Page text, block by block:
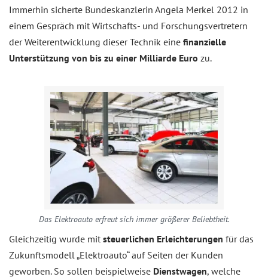
Immerhin sicherte Bundeskanzlerin Angela Merkel 2012 in
einem Gespräch mit Wirtschafts- und Forschungsvertretern
der Weiterentwicklung dieser Technik eine finanzielle
Unterstützung von bis zu einer Milliarde Euro zu.
Das Elektroauto erfreut sich immer größerer Beliebtheit.
Gleichzeitig wurde mit steuerlichen Erleichterungen für das
Zukunftsmodell „Elektroauto“ auf Seiten der Kunden
geworben. So sollen beispielweise Dienstwagen, welche